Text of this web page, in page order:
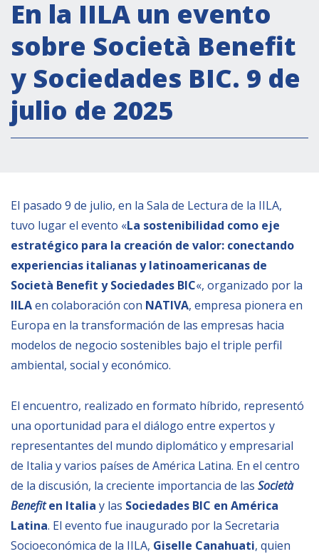
Secretaría Cultural
Secretaría Socioeconómica
Secretaría Técnico-científica
Forum Pymes
Partnership
COOPERACIÓN
Patrimonio cultural
Empoderamiento socio-económico
Justicia y Seguridad
EL PAcCTO
EUROFRONT
COPOLAD III
AL-INVEST Verde
MEDIOS
En la IILA un evento
sobre Società Benefit
y Sociedades BIC. 9 de
julio de 2025
El pasado 9 de julio, en la Sala de Lectura de la IILA,
tuvo lugar el evento «La sostenibilidad como eje
estratégico para la creación de valor: conectando
experiencias italianas y latinoamericanas de
Società Benefit y Sociedades BIC«, organizado por la
IILAen colaboración con NATIVA, empresa pionera en
Europa en la transformación de las empresas hacia
modelos de negocio sostenibles bajo el triple perfil
ambiental, social y económico.
El encuentro, realizado en formato híbrido, representó
una oportunidad para el diálogo entre expertos y
representantes del mundo diplomático y empresarial
de Italia y varios países de América Latina. En el centro
de la discusión, la creciente importancia de las Società
Benefiten Italia y las Sociedades BIC en América
Latina. El evento fue inaugurado por la Secretaria
Socioeconómica de la IILA, Giselle Canahuati, quien